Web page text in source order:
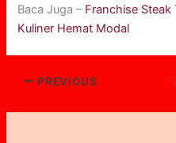
Baca Juga – Franchise Steak
Kuliner Hemat Modal
PREVIOUS